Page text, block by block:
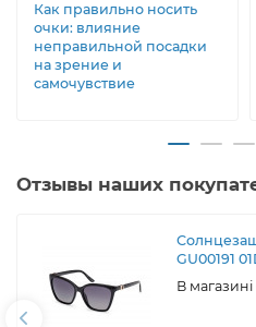
Как правильно носить
очки: влияние
неправильной посадки
на зрение и
самочувствие
Отзывы наших
GU00191
В